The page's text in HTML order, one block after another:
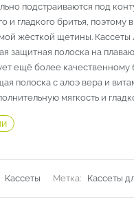
подстраиваются под
и гладкого бритья, поэтому
жёсткой щетины. Кассеты
защитная полоска на
ещё более качественному
полоска с алоэ вера и
мягкость и
Кассеты Метка: Кассеты